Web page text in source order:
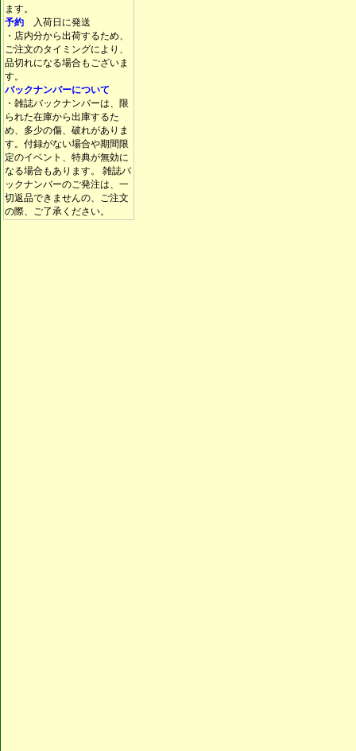
ます。
予約 入荷日に発送
・店内分から出荷するため、
ご注文のタイミングにより、
品切れになる場合もございま
す。
バックナンバーについて
・雑誌バックナンバーは、限
られた在庫から出庫するた
め、多少の傷、破れがありま
す。付録がない場合や期間限
定のイベント、特典が無効に
なる場合もあります。 雑誌バ
ックナンバーのご発注は、一
切返品できませんの、ご注文
の際、ご了承ください。